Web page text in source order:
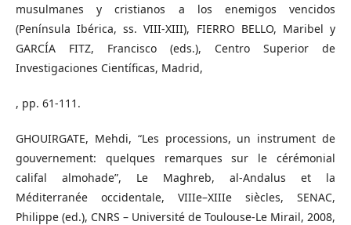
musulmanes y cristianos a los enemigos vencidos
(Península Ibérica, ss. VIII-XIII), FIERRO BELLO, Maribel y
GARCÍA FITZ, Francisco (eds.), Centro Superior de
Investigaciones Científicas, Madrid,
, pp. 61-111.
GHOUIRGATE, Mehdi, “Les processions, un instrument de
gouvernement: quelques remarques sur le cérémonial
califal almohade”, Le Maghreb, al-Andalus et la
Méditerranée occidentale, VIIIe–XIIIe siècles, SENAC,
Philippe (ed.), CNRS – Université de Toulouse-Le Mirail, 2008,